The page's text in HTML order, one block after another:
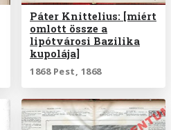
Páter Knittelius: [miért
omlott össze a
lipótvárosi Bazilika
kupolája]
1868 Pest, 1868